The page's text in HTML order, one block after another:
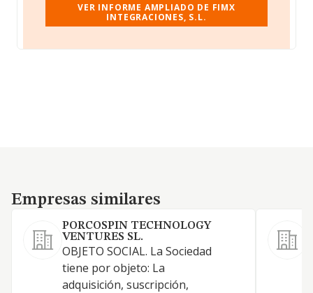
VER INFORME AMPLIADO DE FIMX
INTEGRACIONES, S.L.
Empresas similares
Empresas similares
PORCOSPIN TECHNOLOGY
VENTURES SL.
OBJETO SOCIAL. La Sociedad
tiene por objeto: La
adquisición, suscripción,